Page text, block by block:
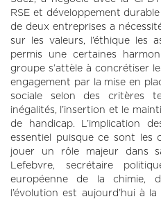
RSE et développement
de deux entreprises a
sur les valeurs, l’éthique les
permis une certaines
groupe s’attèle à concrétiser
engagement par la mise en
sociale selon des critères
inégalités, l’insertion et le
de handicap. L’implication
essentiel puisque ce sont les
jouer un rôle majeur dans
Lefebvre, secrétaire
européenne de la chimie,
l’évolution est aujourd’hui à